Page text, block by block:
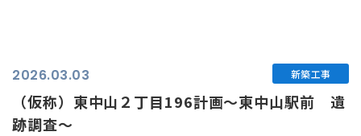
2026.03.03 新築工事
（仮称）東中山２丁目196計画～東中山駅前 遺
跡調査～